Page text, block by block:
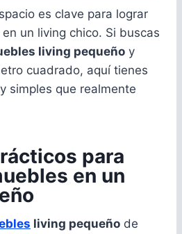
es clave para lograr
un living chico. Si buscas
living pequeño y
cuadrado, aquí tienes
simples que realmente
para
en un
living pequeño de